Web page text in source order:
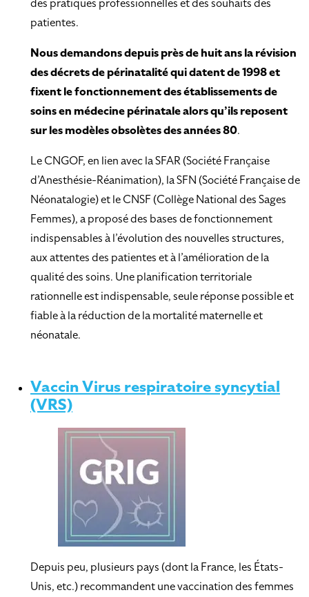
patientes.
Nous demandons depuis près de huit ans la révision
des décrets de périnatalité qui datent de 1998 et
fixent le fonctionnement des établissements de
soins en médecine périnatale alors qu’ils reposent
sur les modèles obsolètes des années 80.
Le CNGOF, en lien avec la SFAR (Société Française
d’Anesthésie-Réanimation), la SFN (Société Française de
Néonatalogie) et le CNSF (Collège National des Sages
Femmes), a proposé des bases de fonctionnement
indispensables à l’évolution des nouvelles structures,
aux attentes des patientes et à l’amélioration de la
qualité des soins. Une planification territoriale
rationnelle est indispensable, seule réponse possible et
fiable à la réduction de la mortalité maternelle et
néonatale.
Vaccin Virus respiratoire syncytial
(VRS)
Depuis peu, plusieurs pays (dont la France, les États-
Unis, etc.) recommandent une vaccination des femmes